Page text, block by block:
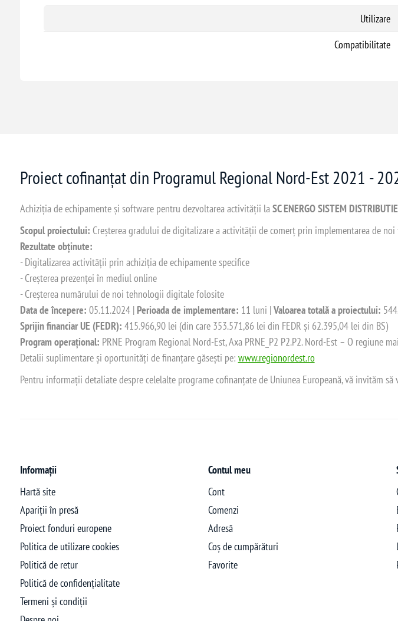
Utilizare
Compatibilitate
Proiect cofinanțat din Programul Regional Nord-Est 2021 -
Achiziția de echipamente și software pentru dezvoltarea activității laSC ENERGO SISTEM
Scopul proiectului: Creșterea gradului de digitalizare a activității de comerț prin implementarea de
Rezultate obținute:
- Digitalizarea activității prin achiziția de echipamente specifice
- Creșterea prezenței în mediul online
- Creșterea numărului de noi tehnologii digitale folosite
Data de începere: 05.11.2024 | Perioada de implementare: 11 luni |Valoarea totală a proiectului:
Sprijin financiar UE (FEDR): 415.966,90 lei (din care 353.571,86 lei din FEDR și 62.395,04 lei din BS)
Program operațional: PRNE Program Regional Nord-Est, Axa PRNE_P2 P2.P2. Nord-Est – O regiune
Detalii suplimentare și oportunități de finanțare găsești pe: www.regionordest.ro
Pentru informații detaliate despre celelalte programe cofinanțate de Uniunea Europeană, vă invităm să
Informații
Hartă site
Apariții în presă
Proiect fonduri europene
Politica de utilizare cookies
Politică de retur
Politică de confidențialitate
Termeni și condiții
Contul meu
Cont
Comenzi
Adresă
Coș de cumpărături
Favorite